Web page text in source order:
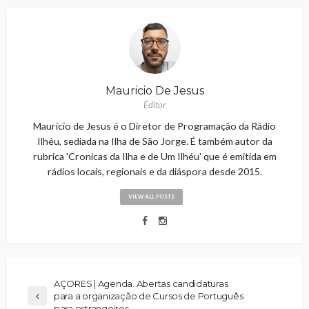
Mauricio De Jesus
Editor
Maurício de Jesus é o Diretor de Programação da Rádio
Ilhéu, sediada na Ilha de São Jorge. É também autor da
rubrica 'Cronicas da Ilha e de Um Ilhéu' que é emitida em
rádios locais, regionais e da diáspora desde 2015.
VIEW ALL POSTS
AÇORES | Agenda. Abertas candidaturas
para a organização de Cursos de Português